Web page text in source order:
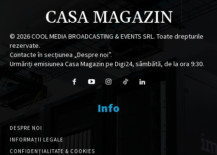
CASA MAGAZIN
© 2026COOL MEDIA BROADCASTING & EVENTS SRL. Toate drepturile
rezervate.
Contacte în secțiunea „Despre noi”.
Urmăriți emisiunea Casa Magazin pe Digi24, sâmbătă, de la ora 9:30.
Info
DESPRE NOI
INFORMAȚII LEGALE
CONFIDENȚIALITATE & COOKIES